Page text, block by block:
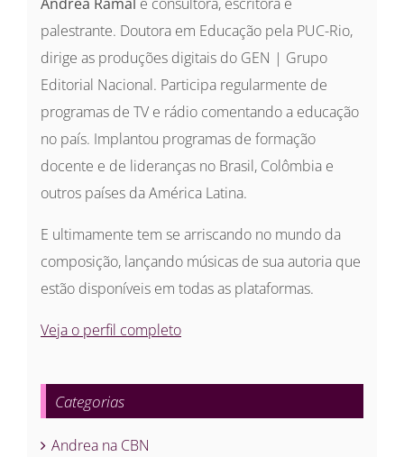
palestrante. Doutora em Educação pela PUC-Rio,
dirige as produções digitais do GEN | Grupo
Editorial Nacional. Participa regularmente de
programas de TV e rádio comentando a educação
no país. Implantou programas de formação
docente e de lideranças no Brasil, Colômbia e
outros países da América Latina.
E ultimamente tem se arriscando no mundo da
composição, lançando músicas de sua autoria que
estão disponíveis em todas as plataformas.
Veja o perfil completo
Categorias
Andrea na CBN